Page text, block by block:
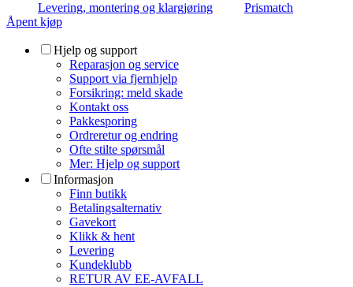
Levering, montering og klargjøring
Prismatch
Åpent kjøp
Hjelp og support
Reparasjon og service
Support via fjernhjelp
Forsikring: meld skade
Kontakt oss
Pakkesporing
Ordreretur og endring
Ofte stilte spørsmål
Mer: Hjelp og support
Informasjon
Finn butikk
Betalingsalternativ
Gavekort
Klikk & hent
Levering
Kundeklubb
RETUR AV EE-AVFALL